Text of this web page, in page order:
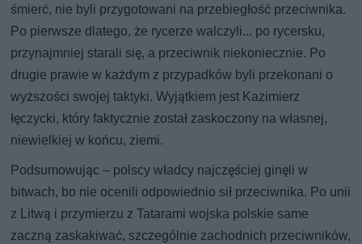
śmierć, nie byli przygotowani na przebiegłość przeciwnika.
Po pierwsze dlatego, że rycerze walczyli... po rycersku,
przynajmniej starali się, a przeciwnik niekoniecznie. Po
drugie prawie w każdym z przypadków byli przekonani o
wyższości swojej taktyki. Wyjątkiem jest Kazimierz
łęczycki, który faktycznie został zaskoczony na własnej,
niewielkiej w końcu, ziemi.
Podsumowując – polscy władcy najczęściej ginęli w
bitwach, bo nie ocenili odpowiednio sił przeciwnika. Po unii
z Litwą i przymierzu z Tatarami wojska polskie same
zaczną zaskakiwać, szczególnie zachodnich przeciwników,